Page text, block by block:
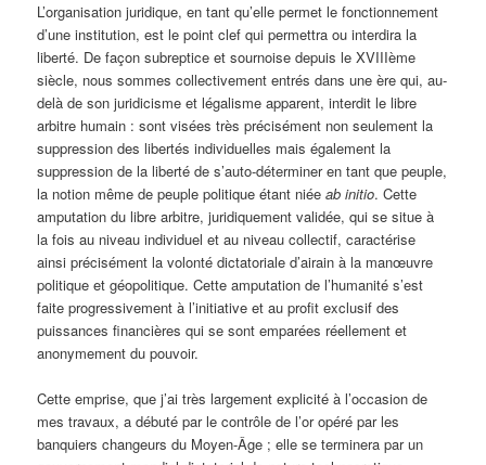
L’organisation juridique, en tant qu’elle permet le fonctionnement
d’une institution, est le point clef qui permettra ou interdira la
liberté. De façon subreptice et sournoise depuis le XVIIIème
siècle, nous sommes collectivement entrés dans une ère qui, au-
delà de son juridicisme et légalisme apparent, interdit le libre
arbitre humain : sont visées très précisément non seulement la
suppression des libertés individuelles mais également la
suppression de la liberté de s’auto-déterminer en tant que peuple,
la notion même de peuple politique étant niéeab initio. Cette
amputation du libre arbitre, juridiquement validée, qui se situe à
la fois au niveau individuel et au niveau collectif, caractérise
ainsi précisément la volonté dictatoriale d’airain à la manœuvre
politique et géopolitique. Cette amputation de l’humanité s’est
faite progressivement à l’initiative et au profit exclusif des
puissances financières qui se sont emparées réellement et
anonymement du pouvoir.
Cette emprise, que j’ai très largement explicité à l’occasion de
mes travaux, a débuté par le contrôle de l’or opéré par les
banquiers changeurs du Moyen-Âge ; elle se terminera par un